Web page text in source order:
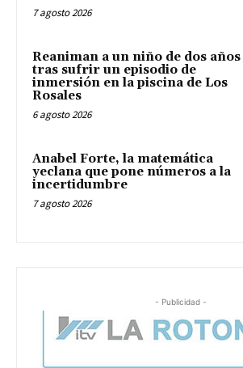
7 agosto 2026
Reaniman a un niño de dos años
tras sufrir un episodio de
inmersión en la piscina de Los
Rosales
6 agosto 2026
Anabel Forte, la matemática
yeclana que pone números a la
incertidumbre
7 agosto 2026
- Publicidad -